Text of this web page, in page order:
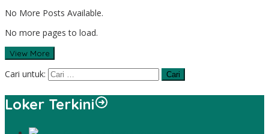
No More Posts Available.
No more pages to load.
View More
Cari untuk:
Loker Terkini